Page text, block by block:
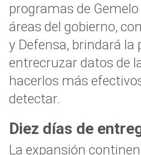
programas de
áreas del gobierno,
y Defensa, brindará la
entrecruzar datos de
hacerlos más
detectar.
Diez días de
La expansión